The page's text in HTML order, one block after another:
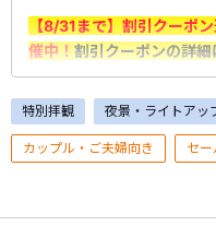
【8/31まで】割引クーポ
催中！割引クーポンの詳
＜ご利用前に必ずご確認く
・7/1（水）～8/31（月）
7/1（水）10：00～8/31（
・割引はクーポン利用時
特別拝観 夜景・ライトアッ
カップル・ご夫婦向き セー